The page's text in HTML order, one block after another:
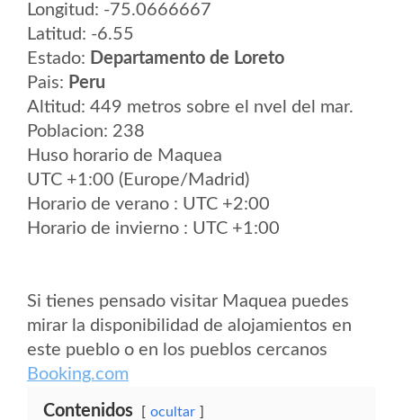
Longitud: -75.0666667
Latitud: -6.55
Estado: Departamento de Loreto
Pais: Peru
Altitud: 449 metros sobre el nvel del mar.
Poblacion: 238
Huso horario de Maquea
UTC +1:00 (Europe/Madrid)
Horario de verano : UTC +2:00
Horario de invierno : UTC +1:00
Si tienes pensado visitar Maquea puedes
mirar la disponibilidad de alojamientos en
este pueblo o en los pueblos cercanos
Booking.com
Contenidos ocultar